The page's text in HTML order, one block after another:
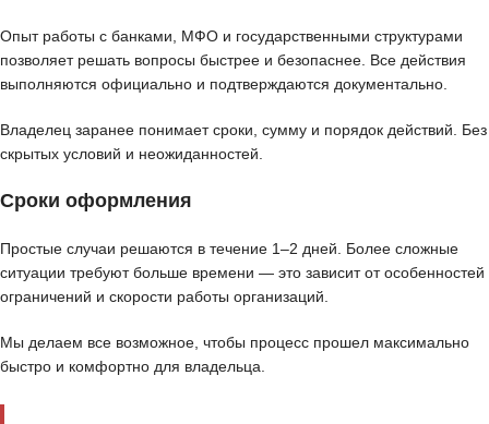
Опыт работы с банками, МФО и государственными структурами
позволяет решать вопросы быстрее и безопаснее. Все действия
выполняются официально и подтверждаются документально.
Владелец заранее понимает сроки, сумму и порядок действий. Без
скрытых условий и неожиданностей.
Сроки оформления
Простые случаи решаются в течение 1–2 дней. Более сложные
ситуации требуют больше времени — это зависит от особенностей
ограничений и скорости работы организаций.
Мы делаем все возможное, чтобы процесс прошел максимально
быстро и комфортно для владельца.